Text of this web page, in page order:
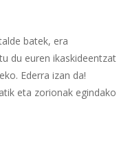
batek, era
du euren ikaskideentzat
Ederra izan da!
eta zorionak egindako